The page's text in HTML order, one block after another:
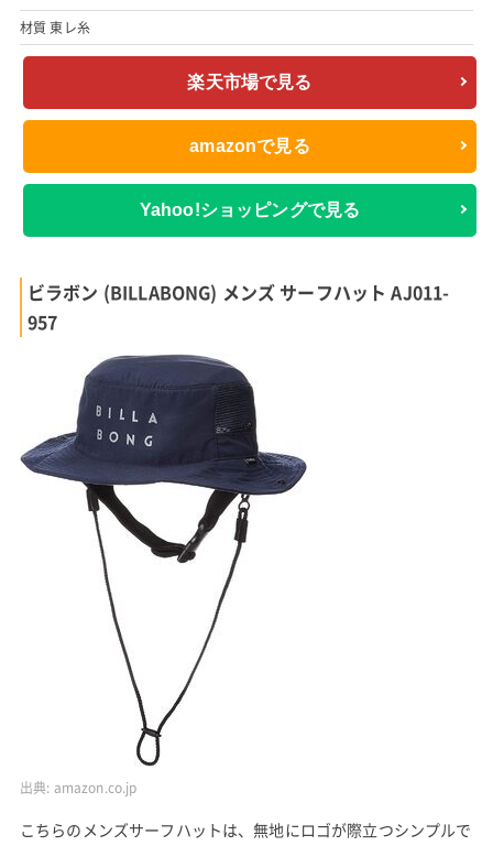
材質 東レ糸
楽天市場で見る
amazonで見る
Yahoo!ショッピングで見る
ビラボン (BILLABONG) メンズ サーフハット AJ011-
957
出典: amazon.co.jp
こちらのメンズサーフハットは、無地にロゴが際立つシンプルで